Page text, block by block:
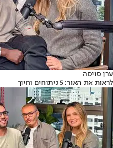
ערן סויסה
לראות את האור: 5 ניתוחים וחיוך